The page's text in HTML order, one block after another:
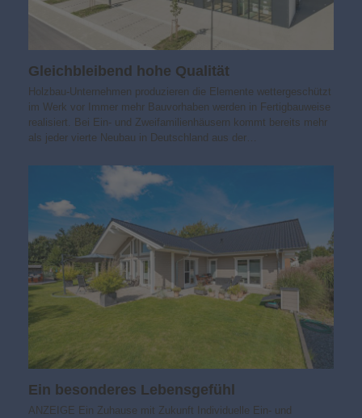
Gleichbleibend hohe Qualität
Holzbau-Unternehmen produzieren die Elemente wettergeschützt
im Werk vor Immer mehr Bauvorhaben werden in Fertigbauweise
realisiert. Bei Ein- und Zweifamilienhäusern kommt bereits mehr
als jeder vierte Neubau in Deutschland aus der…
Ein besonderes Lebensgefühl
ANZEIGE Ein Zuhause mit Zukunft Individuelle Ein- und